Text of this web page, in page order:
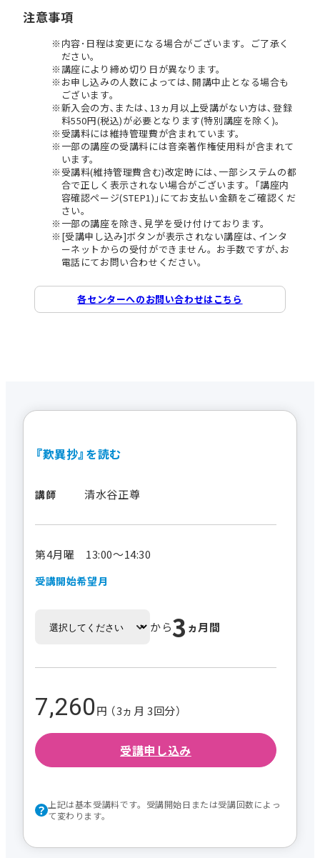
注意事項
内容･日程は変更になる場合がございます。ご了承く
ださい。
講座により締め切り日が異なります。
お申し込みの人数によっては､開講中止となる場合も
ございます。
新入会の方､または､13ヵ月以上受講がない方は､登録
料550円(税込)が必要となります(特別講座を除く)。
受講料には維持管理費が含まれています。
一部の講座の受講料には音楽著作権使用料が含まれて
います。
受講料(維持管理費含む)改定時には､一部システムの都
合で正しく表示されない場合がございます。｢講座内
容確認ページ(STEP1)｣にてお支払い金額をご確認くだ
さい。
一部の講座を除き､見学を受け付けております。
[受講申し込み]ボタンが表示されない講座は､インタ
ーネットからの受付ができません。お手数ですが､お
電話にてお問い合わせください。
各センターへのお問い合わせはこちら
『歎異抄』を読む
講師 清水谷正尊
第4月曜 13:00～14:30
受講開始希望月
から3 ヵ月間
7,260円 （3ヵ月 3回分）
受講申し込み
上記は基本受講料です。受講開始日または受講回数によっ
て変わります。